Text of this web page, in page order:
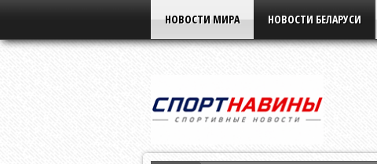
НОВОСТИ МИРА НОВОСТИ БЕЛАРУСИ